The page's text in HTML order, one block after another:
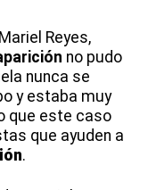
Reyes,
no pudo
nunca se
y estaba muy
que este caso
que ayuden a
.